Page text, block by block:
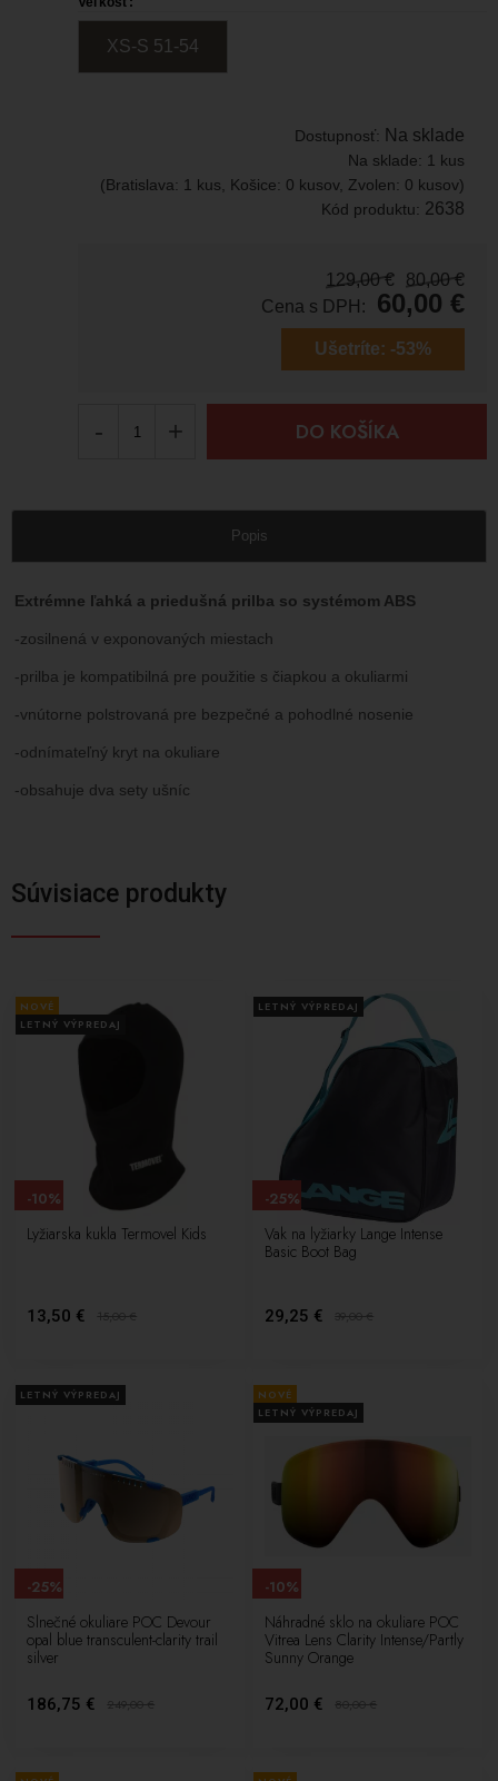
XS-S 51-54
Dostupnosť: Na sklade
Na sklade: 1 kus
(Bratislava: 1 kus, Košice: 0 kusov, Zvolen: 0 kusov)
Kód produktu: 2638
129,00 € 80,00 €
Cena s DPH:
60,00 €
Ušetríte: -53%
- + DO KOŠÍKA
Popis
Extrémne ľahká a priedušná prilba so systémom ABS
-zosilnená v exponovaných miestach
-prilba je kompatibilná pre použitie s čiapkou a okuliarmi
-vnútorne polstrovaná pre bezpečné a pohodlné nosenie
-odnímateľný kryt na okuliare
-obsahuje dva sety ušníc
Súvisiace produkty
NOVÉ
LETNÝ VÝPREDAJ
Lyžiarska kukla Termovel Kids
13,50 € 15,00€
-10%
LETNÝ VÝPREDAJ
Vak na lyžiarky Lange Intense
Basic Boot Bag
29,25 € 39,00€
-25%
LETNÝ VÝPREDAJ
Slnečné okuliare POC Devour
opal blue transculent-clarity trail
silver
186,75 € 249,00€
-25%
NOVÉ
LETNÝ VÝPREDAJ
Náhradné sklo na okuliare POC
Vitrea Lens Clarity Intense/Partly
Sunny Orange
72,00 € 80,00€
-10%